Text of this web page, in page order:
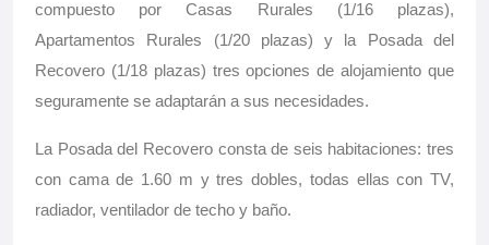
compuesto por Casas Rurales (1/16 plazas),
Apartamentos Rurales (1/20 plazas) y la Posada del
Recovero (1/18 plazas) tres opciones de alojamiento que
seguramente se adaptarán a sus necesidades.
La Posada del Recovero consta de seis habitaciones: tres
con cama de 1.60 m y tres dobles, todas ellas con TV,
radiador, ventilador de techo y baño.